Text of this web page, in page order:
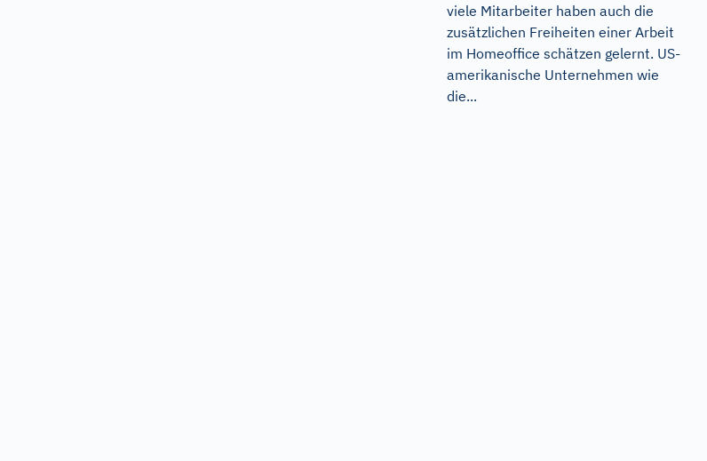
viele Mitarbeiter haben auch die
zusätzlichen Freiheiten einer Arbeit
im Homeoffice schätzen gelernt. US-
amerikanische Unternehmen wie
die...